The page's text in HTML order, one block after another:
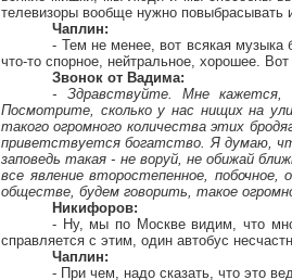
телевизоры вообще нужно повыбрасывать
Чаплин:
- Тем не менее, вот всякая
что-то спорное, нейтральное, хорошее.
Звонок от Вадима:
- Здравствуйте. Мне кажется,
Посмотрите, сколько у нас нищих на
такого огромного количества этих
приветствуется богатство. Я думаю,
заповедь такая - не воруй, не обижай
все явление второстепенное,
обществе, будем говорить, такое
Никифоров:
- Ну, мы по Москве видим, что
справляется с этим, один автобус
Чаплин:
- При чем, надо сказать, что это